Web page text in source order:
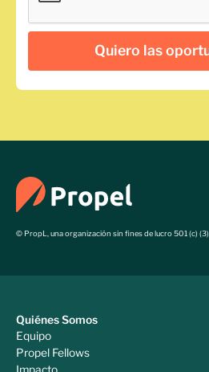
© PropL, una organización sin fines de lucro 501 (c) (3).
Quiénes Somos
Equipo
Propel Fellows